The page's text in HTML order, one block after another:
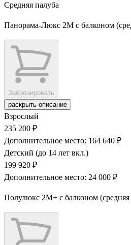
Средняя палуба
Панорама-Люкс 2M с балконом
Забронировать
раскрыть описание
Взрослый
235 200 ₽
Дополнительное место: 164 640 ₽
Детский (до 14 лет вкл.)
199 920 ₽
Дополнительное место: 24 000 ₽
Полулюкс 2М+ с балконом (средняя